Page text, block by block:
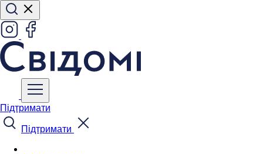
Підтримати
Підтримати